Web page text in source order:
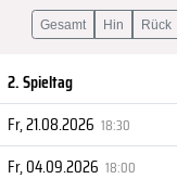
Gesamt Hin Rück
2. Spieltag
Fr, 21.08.2026 18:30
Fr, 04.09.2026 18:00